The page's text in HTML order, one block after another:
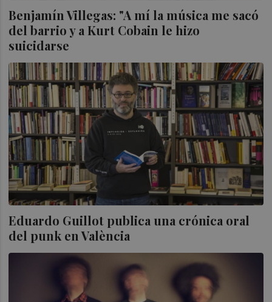
Benjamín Villegas: "A mí la música me sacó
del barrio y a Kurt Cobain le hizo
suicidarse
Eduardo Guillot publica una crónica oral
del punk en València